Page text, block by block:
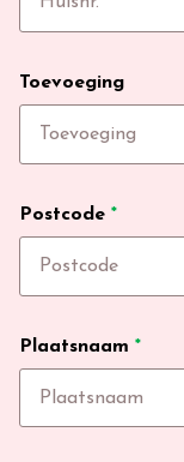
Toevoeging
Postcode *
Plaatsnaam *